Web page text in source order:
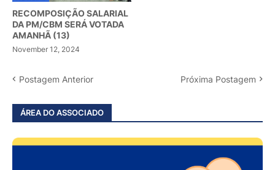
RECOMPOSIÇÃO SALARIAL
DA PM/CBM SERÁ VOTADA
AMANHÃ (13)
November 12, 2024
Postagem Anterior Próxima Postagem
ÁREA DO ASSOCIADO